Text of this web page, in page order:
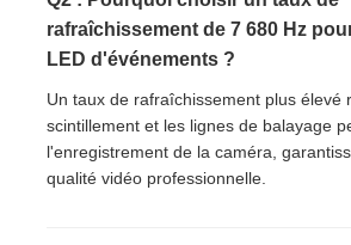
rafraîchissement de 7 680 Hz
LED d'événements ?
Un taux de rafraîchissement plus élevé
scintillement et les lignes de balayage
l'enregistrement de la caméra,
qualité vidéo professionnelle.